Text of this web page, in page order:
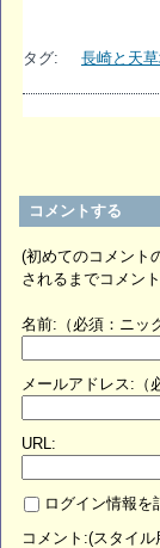
タグ: 長崎と天
コメントする
(初めてのコメント
されるまでコメン
名前:（必須：ニッ
メールアドレス:（
URL:
ログイン情報を
コメント:(スタイ